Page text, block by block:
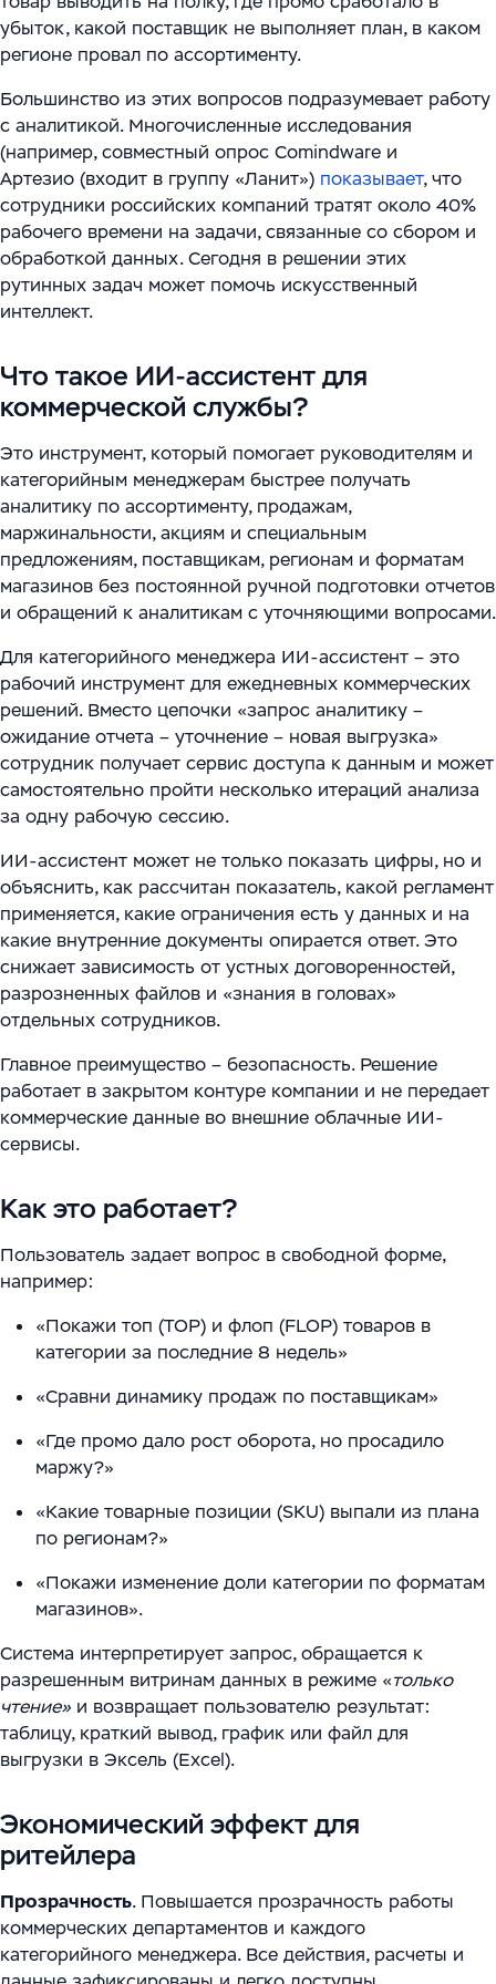
WMS Управление складом
Системы визуального контроля на основе ИИ
Системы стандартизации и управления данными
для логистических и производственных
комплексов
Решения для производственной безопасности
Программное обеспечение для интеграции
оборудования
международной логистике и транспорте
Импортозамещение
Модели сотрудничества
Блог
Работа
Юридическая информация
Main
Warehouse Logistics and Automation
Связаться с нами
убыток, какой поставщик не выполняет план, в каком
регионе провал по ассортименту.
Большинство из этих вопросов подразумевает работу
с аналитикой. Многочисленные исследования
(например, совместный опрос Comindware и
Артезио (входит в группу «Ланит») показывает, что
сотрудники российских компаний тратят около 40%
рабочего времени на задачи, связанные со сбором и
обработкой данных. Сегодня в решении этих
рутинных задач может помочь искусственный
интеллект.
Что такое ИИ-ассистент для
коммерческой службы?
Это инструмент, который помогает руководителям и
категорийным менеджерам быстрее получать
аналитику по ассортименту, продажам,
маржинальности, акциям и специальным
предложениям, поставщикам, регионам и форматам
магазинов без постоянной ручной подготовки отчетов
и обращений к аналитикам с уточняющими вопросами.
Для категорийного менеджера ИИ-ассистент – это
рабочий инструмент для ежедневных коммерческих
решений. Вместо цепочки «запрос аналитику –
ожидание отчета – уточнение – новая выгрузка»
сотрудник получает сервис доступа к данным и может
самостоятельно пройти несколько итераций анализа
за одну рабочую сессию.
ИИ-ассистент может не только показать цифры, но и
объяснить, как рассчитан показатель, какой регламент
применяется, какие ограничения есть у данных и на
какие внутренние документы опирается ответ. Это
снижает зависимость от устных договоренностей,
разрозненных файлов и «знания в головах»
отдельных сотрудников.
Главное преимущество – безопасность. Решение
работает в закрытом контуре компании и не передает
коммерческие данные во внешние облачные ИИ-
сервисы.
Как это работает?
Пользователь задает вопрос в свободной форме,
например:
«Покажи топ (TOP) и флоп (FLOP) товаров в
категории за последние 8 недель»
«Сравни динамику продаж по поставщикам»
«Где промо дало рост оборота, но просадило
маржу?»
«Какие товарные позиции (SKU) выпали из плана
по регионам?»
«Покажи изменение доли категории по форматам
магазинов».
Система интерпретирует запрос, обращается к
разрешенным витринам данных в режиме «только
чтение» и возвращает пользователю результат:
таблицу, краткий вывод, график или файл для
выгрузки в Эксель (Excel).
Экономический эффект для
ритейлера
Прозрачность. Повышается прозрачность работы
коммерческих департаментов и каждого
категорийного менеджера. Все действия, расчеты и